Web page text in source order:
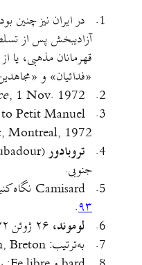
در ایران نیز چنین
آزادیبخش پس از
قهرمانان مذهبی، یا
«فدائیان» و
, 1 Nov. 1972
to Petit Manuel
Montreal, 1972
تروبادور
جنوبی.
۹۳.
لوموند،
به‌ترتیب: Corsican, Alsatian, Occitan, Breton